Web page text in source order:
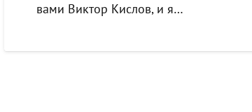
вами Виктор Кислов, и я…